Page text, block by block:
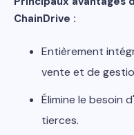
ChainDrive :
Entièrement
vente et de
Élimine le besoin
tierces.